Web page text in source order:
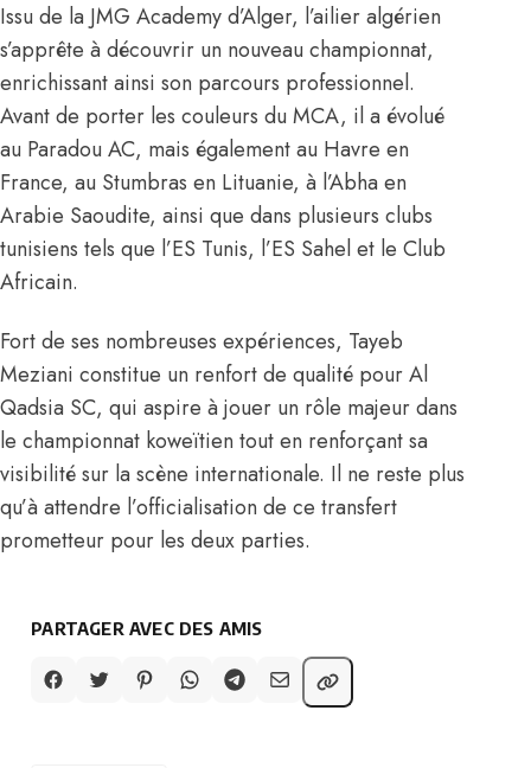
Issu de la JMG Academy d’Alger, l’ailier algérien
s’apprête à découvrir un nouveau championnat,
enrichissant ainsi son parcours professionnel.
Avant de porter les couleurs du MCA, il a évolué
au Paradou AC, mais également au Havre en
France, au Stumbras en Lituanie, à l’Abha en
Arabie Saoudite, ainsi que dans plusieurs clubs
tunisiens tels que l’ES Tunis, l’ES Sahel et le Club
Africain.
Fort de ses nombreuses expériences, Tayeb
Meziani constitue un renfort de qualité pour Al
Qadsia SC, qui aspire à jouer un rôle majeur dans
le championnat koweïtien tout en renforçant sa
visibilité sur la scène internationale. Il ne reste plus
qu’à attendre l’officialisation de ce transfert
prometteur pour les deux parties.
PARTAGER AVEC DES AMIS